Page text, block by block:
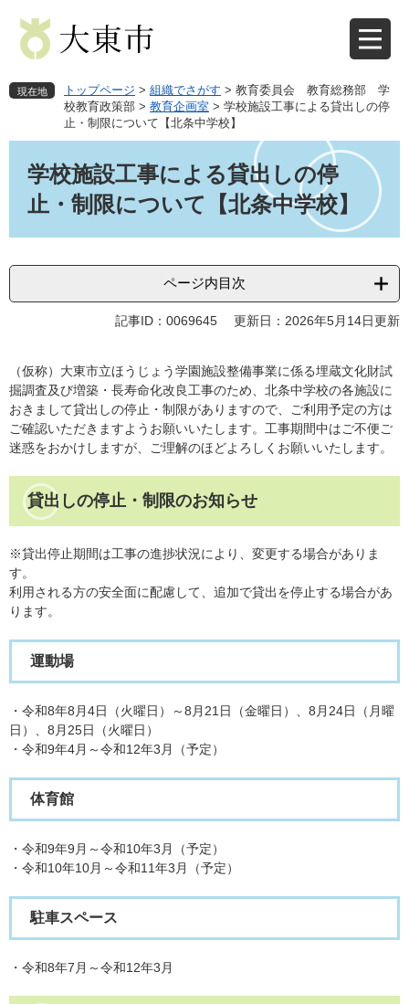
先
す
を
し
現在地 トップページ > 組織でさがす > 教育委員会 教育総務部 学
校教育政策部 > 教育企画室 > 学校施設工事による貸出しの停
止・制限について【北条中学校】
学校施設工事による貸出しの停
止・制限について【北条中学校】
ページ内目次
記事ID：0069645 更新日：2026年5月14日更新
（仮称）大東市立ほうじょう学園施設整備事業に係る埋蔵文化財試
掘調査及び増築・長寿命化改良工事のため、北条中学校の各施設に
おきまして貸出しの停止・制限がありますので、ご利用予定の方は
ご確認いただきますようお願いいたします。工事期間中はご不便ご
迷惑をおかけしますが、ご理解のほどよろしくお願いいたします。
貸出しの停止・制限のお知らせ
※貸出停止期間は工事の進捗状況により、変更する場合がありま
す。
​利用される方の安全面に配慮して、追加で貸出を停止する場合があ
ります。
運動場
・令和8年8月4日（火曜日）～8月21日（金曜日）、8月24日（月曜
日）、8月25日（火曜日）
・令和9年4月～令和12年3月（予定）
体育館
・令和9年9月～令和10年3月（予定）
・令和10年10月～令和11年3月（予定）
駐車スペース
・令和8年7月～令和12年3月